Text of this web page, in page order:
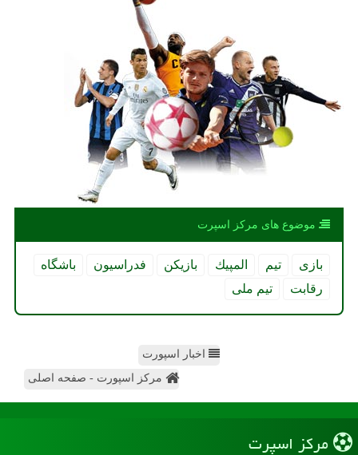
موضوع های مركز اسپرت
بازی تیم المپیك بازیكن فدراسیون
باشگاه
رقابت
تیم ملی
اخبار اسپورت
مرکز اسپورت - صفحه اصلی
مركز اسپرت